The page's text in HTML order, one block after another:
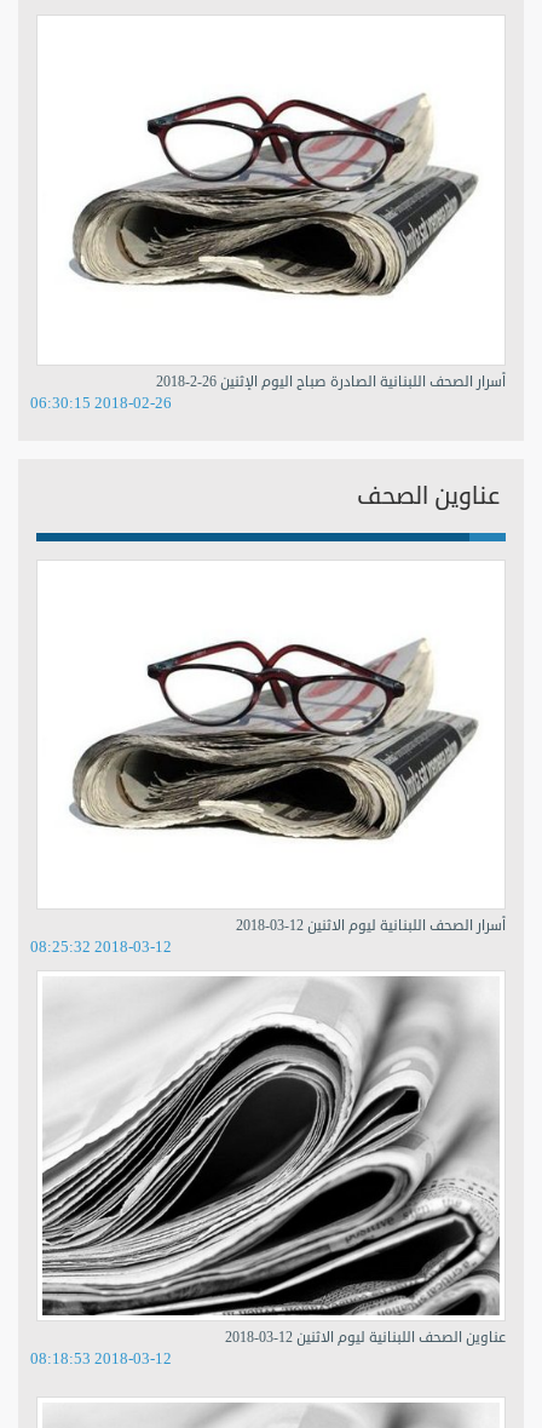
أسرار الصحف اللبنانية الصادرة صباح اليوم الإثنين 26-2-2018
2018-02-26 06:30:15
عناوين الصحف
أسرار الصحف اللبنانية ليوم الاثنين 12-03-2018
2018-03-12 08:25:32
عناوين الصحف اللبنانية ليوم الاثنين 12-03-2018
2018-03-12 08:18:53